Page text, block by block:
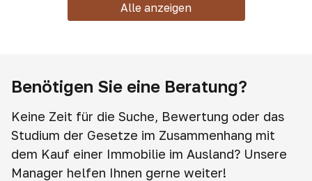
Alle anzeigen
Benötigen Sie eine Beratung?
Keine Zeit für die Suche, Bewertung oder das
Studium der Gesetze im Zusammenhang mit
dem Kauf einer Immobilie im Ausland? Unsere
Manager helfen Ihnen gerne weiter!